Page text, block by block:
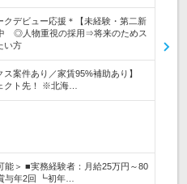
クデビュー応援＊【未経験・第二新
◎人物重視の採用⇒将来のためス
い方
ス案件あり／家賃95%補助あり】
クト先！ ※北海…
能＞ ■実務経験者：月給25万円～80
与年2回 ┗初年…